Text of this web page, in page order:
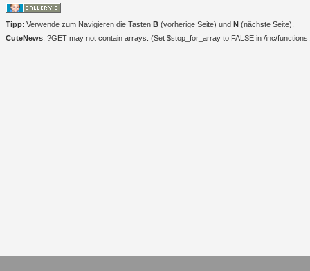
Tipp: Verwende zum Navigieren die Tasten B (vorherige Seite) und N (nächste Seite).
CuteNews: ?GET may not contain arrays. (Set $stop_for_array to FALSE in /inc/